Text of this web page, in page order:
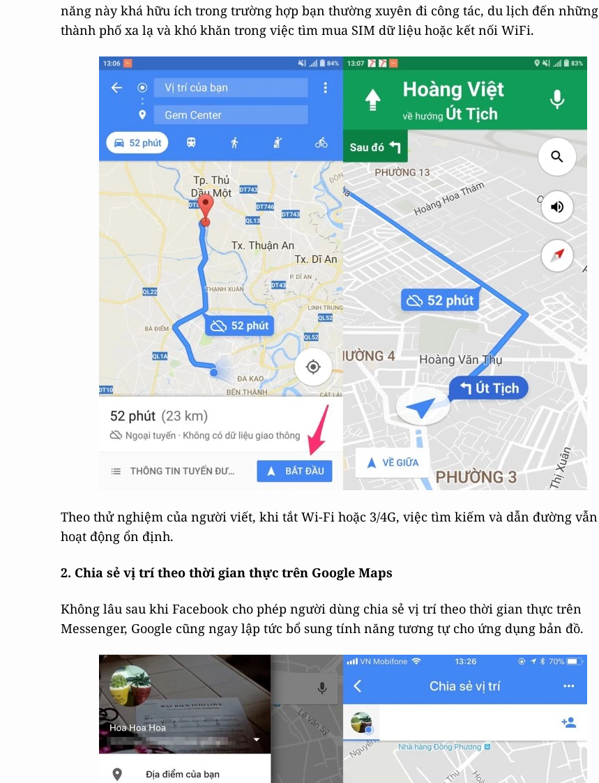
năng này khá hữu ích trong trường hợp bạn thường xuyên đi công tác, du lịch đến những
thành phố xa lạ và khó khăn trong việc tìm mua SIM dữ liệu hoặc kết nối WiFi.
Theo thử nghiệm của người viết, khi tắt Wi-Fi hoặc 3/4G, việc tìm kiếm và dẫn đường vẫn
hoạt động ổn định.
2. Chia sẻ vị trí theo thời gian thực trên Google Maps
Không lâu sau khi Facebook cho phép người dùng chia sẻ vị trí theo thời gian thực trên
Messenger, Google cũng ngay lập tức bổ sung tính năng tương tự cho ứng dụng bản đồ.